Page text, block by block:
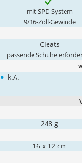
mit SPD-System
9/16-Zoll-Gewinde
Cleats
passende Schuhe
• k.A.
248 g
‎16 x 12 cm